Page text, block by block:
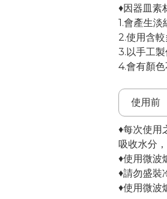
♦因器皿素
1.會產生淡
2.使用含
3.以手工
4.會有顏
使用前
♦每次使用
吸收水分
♦使用微波
♦請勿盛裝
♦使用微波